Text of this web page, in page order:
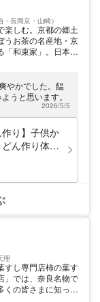
長岡京・山崎）
楽しむ。京都の郷土
うお茶の名産地・京
「和束家」。日本遺
束茶を使用した味
すすめ。「和束高
。緑広がる茶畑の
ならではのアクティ
。
やかでした。饂
うと思います。
2026/5/5
作り】子供か
ん作り体験
理
すし専門店柿の葉す
」では、奈良名物で
くの皆さまに知って